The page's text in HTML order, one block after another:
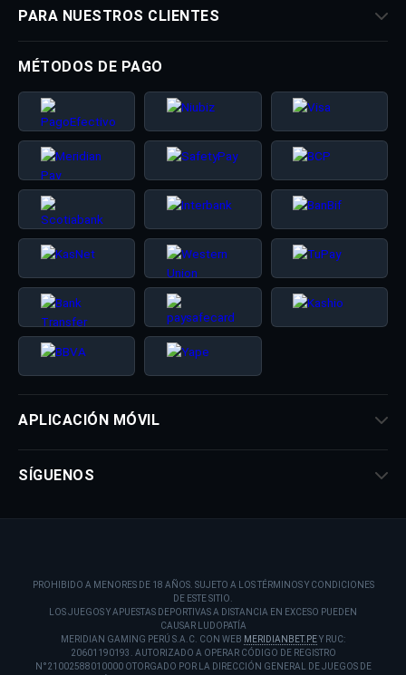
PARA NUESTROS CLIENTES
MÉTODOS DE PAGO
APLICACIÓN MÓVIL
SÍGUENOS
PROHIBIDO A MENORES DE 18 AÑOS. SUJETO A LOS TÉRMINOS Y CONDICIONES
DE ESTE SITIO.
LOS JUEGOS Y APUESTAS DEPORTIVAS A DISTANCIA EN EXCESO PUEDEN
CAUSAR LUDOPATÍA
MERIDIAN GAMING PERÚ S.A.C. CON WEB MERIDIANBET.PEY RUC:
20601190193. AUTORIZADO A OPERAR CÓDIGO DE REGISTRO
N°21002588010000 OTORGADO POR LA DIRECCIÓN GENERAL DE JUEGOS DE